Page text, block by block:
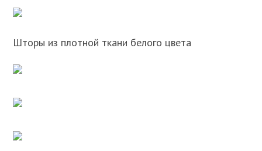
Шторы из плотной ткани белого цвета